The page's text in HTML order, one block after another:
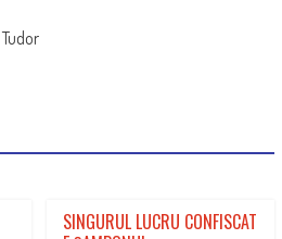
SINGURUL LUCRU CONFISCAT